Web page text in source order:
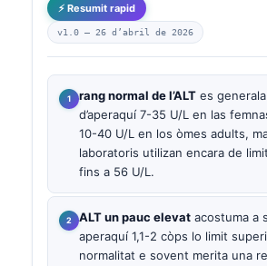
⚡ Resumit rapid
v1.0 — 26 d’abril de 2026
rang normal de l’ALT es
d’aperaquí 7-35 U/L en las
10-40 U/L en los òmes adults,
laboratoris utilizan encara de
fins a 56 U/L.
ALT un pauc elevat acostuma a
aperaquí 1,1-2 còps lo limit
normalitat e sovent merita una